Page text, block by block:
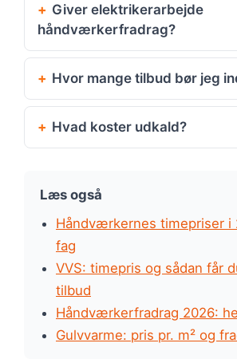
Giver elektrikerarbejde
håndværkerfradrag?
Hvor mange tilbud bør jeg
Hvad koster udkald?
Læs også
Håndværkernes timepriser
fag
VVS: timepris og sådan får
tilbud
Håndværkerfradrag 2026:
Gulvvarme: pris pr. m² og